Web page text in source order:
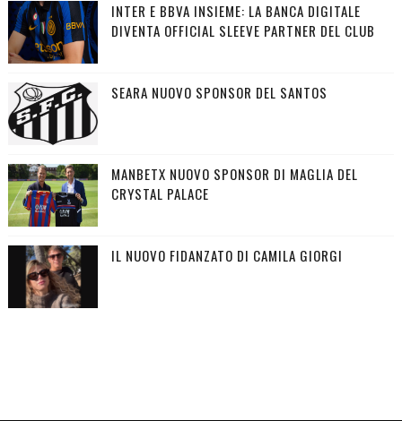
INTER E BBVA INSIEME: LA BANCA DIGITALE
DIVENTA OFFICIAL SLEEVE PARTNER DEL CLUB
SEARA NUOVO SPONSOR DEL SANTOS
MANBETX NUOVO SPONSOR DI MAGLIA DEL
CRYSTAL PALACE
IL NUOVO FIDANZATO DI CAMILA GIORGI